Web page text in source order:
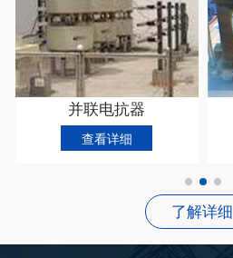
并联电抗器
查看详细
了解详细